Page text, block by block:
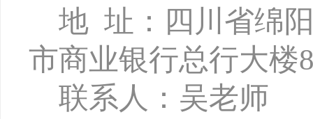
地 址：四川省绵
市商业银行总行大楼
联系人：吴老师